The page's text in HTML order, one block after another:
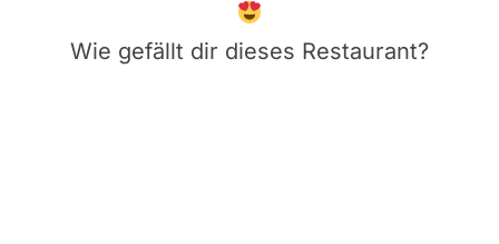
Wie gefällt dir dieses Restaurant?